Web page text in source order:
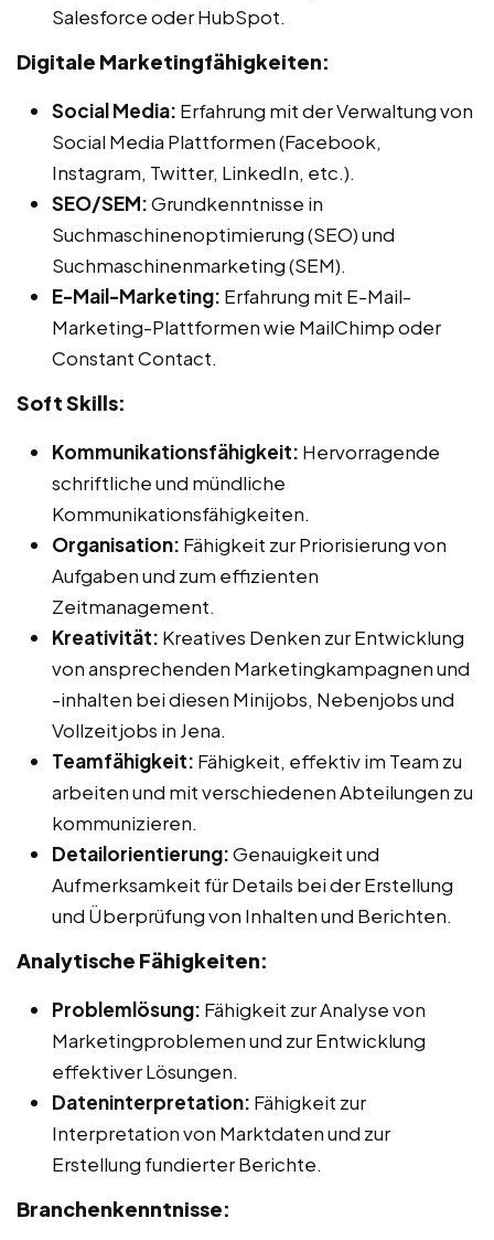
Salesforce oder HubSpot.
Digitale Marketingfähigkeiten:
Social Media: Erfahrung mit der Verwaltung von
Social Media Plattformen (Facebook,
Instagram, Twitter, LinkedIn, etc.).
SEO/SEM:Grundkenntnisse in
Suchmaschinenoptimierung (SEO) und
Suchmaschinenmarketing (SEM).
E-Mail-Marketing: Erfahrung mit E-Mail-
Marketing-Plattformen wie MailChimp oder
Constant Contact.
Soft Skills:
Kommunikationsfähigkeit: Hervorragende
schriftliche und mündliche
Kommunikationsfähigkeiten.
Organisation: Fähigkeit zur Priorisierung von
Aufgaben und zum effizienten
Zeitmanagement.
Kreativität: Kreatives Denken zur Entwicklung
von ansprechenden Marketingkampagnen und
-inhalten bei diesen Minijobs, Nebenjobs und
Vollzeitjobs in Jena.
Teamfähigkeit: Fähigkeit, effektiv im Team zu
arbeiten und mit verschiedenen Abteilungen zu
kommunizieren.
Detailorientierung:Genauigkeit und
Aufmerksamkeit für Details bei der Erstellung
und Überprüfung von Inhalten und Berichten.
Analytische Fähigkeiten:
Problemlösung: Fähigkeit zur Analyse von
Marketingproblemen und zur Entwicklung
effektiver Lösungen.
Dateninterpretation: Fähigkeit zur
Interpretation von Marktdaten und zur
Erstellung fundierter Berichte.
Branchenkenntnisse: